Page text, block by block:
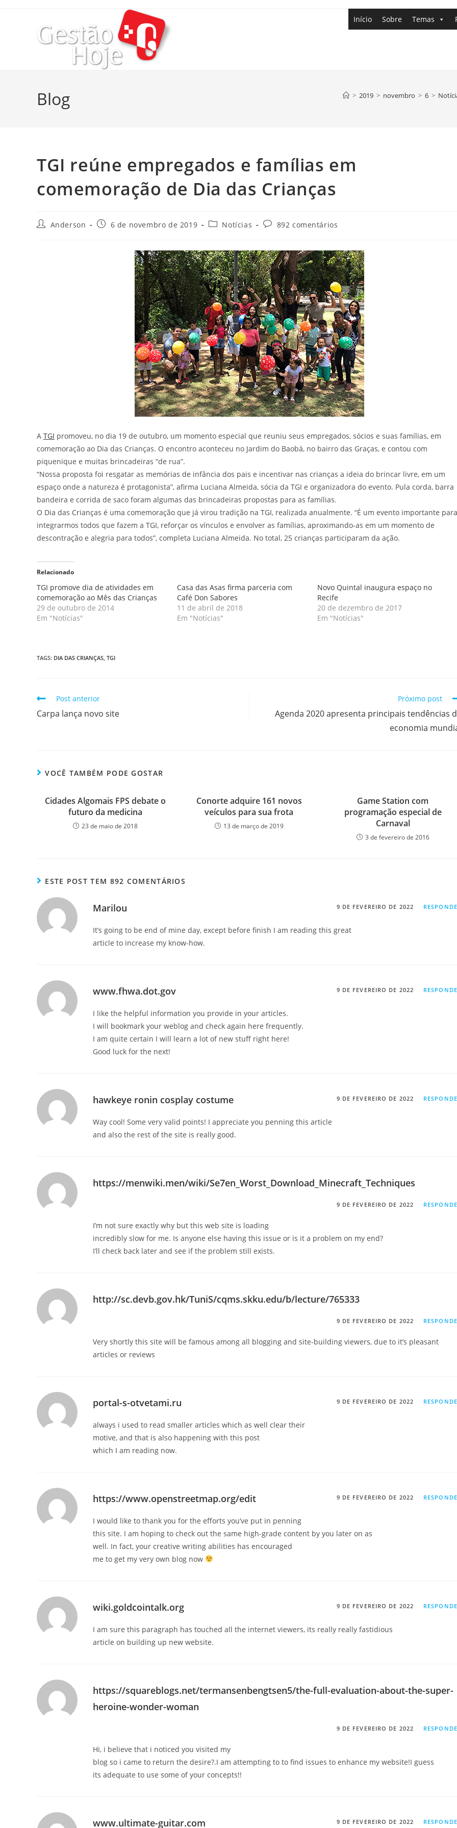
Início Sobre Temas
Blog > 2019 > novembro > 6 >
TGI reúne empregados e famílias em
comemoração de Dia das Crianças
Anderson 6 de novembro de 2019 Notícias 892 comentários
A TGI promoveu, no dia 19 de outubro, um momento especial que reuniu seus empregados, sócios e suas famílias, em
comemoração ao Dia das Crianças. O encontro aconteceu no Jardim do Baobá, no bairro das Graças, e contou com
piquenique e muitas brincadeiras “de rua”.
“Nossa proposta foi resgatar as memórias de infância dos pais e incentivar nas crianças a ideia do brincar livre, em um
espaço onde a natureza é protagonista”, afirma Luciana Almeida, sócia da TGI e organizadora do evento. Pula corda, barra
bandeira e corrida de saco foram algumas das brincadeiras propostas para as famílias.
O Dia das Crianças é uma comemoração que já virou tradição na TGI, realizada anualmente. “É um evento importante para
integrarmos todos que fazem a TGI, reforçar os vínculos e envolver as famílias, aproximando-as em um momento de
descontração e alegria para todos”, completa Luciana Almeida. No total, 25 crianças participaram da ação.
Relacionado
TGI promove dia de atividades em
comemoração ao Mês das Crianças
29 de outubro de 2014
Em "Notícias"
Casa das Asas firma parceria com
Café Don Sabores
11 de abril de 2018
Em "Notícias"
Novo Quintal inaugura espaço no
Recife
20 de dezembro de 2017
Em "Notícias"
TAGS: DIA DAS CRIANÇAS, TGI
Post anterior
Carpa lança novo site
Próximo post
Agenda 2020 apresenta principais tendências
economia
VOCÊ TAMBÉM PODE GOSTAR
Cidades Algomais FPS debate o
futuro da medicina
23 de maio de 2018
Conorte adquire 161 novos
veículos para sua frota
13 de março de 2019
Game Station com
programação especial de
Carnaval
3 de fevereiro de 2016
ESTE POST TEM 892 COMENTÁRIOS
Marilou 9 DE FEVEREIRO DE 2022
It’s going to be end of mine day, except before finish I am reading this great
article to increase my know-how.
www.fhwa.dot.gov 9 DE FEVEREIRO DE 2022
I like the helpful information you provide in your articles.
I will bookmark your weblog and check again here frequently.
I am quite certain I will learn a lot of new stuff right here!
Good luck for the next!
hawkeye ronin cosplay costume 9 DE FEVEREIRO DE 2022
Way cool! Some very valid points! I appreciate you penning this article
and also the rest of the site is really good.
https://menwiki.men/wiki/Se7en_Worst_Download_Minecraft_Techniques
9 DE FEVEREIRO DE 2022
I’m not sure exactly why but this web site is loading
incredibly slow for me. Is anyone else having this issue or is it a problem on my end?
I’ll check back later and see if the problem still exists.
http://sc.devb.gov.hk/TuniS/cqms.skku.edu/b/lecture/765333
9 DE FEVEREIRO DE 2022
Very shortly this site will be famous among all blogging and site-building viewers, due to it’s pleasant
articles or reviews
portal-s-otvetami.ru 9 DE FEVEREIRO DE 2022
always i used to read smaller articles which as well clear their
motive, and that is also happening with this post
which I am reading now.
https://www.openstreetmap.org/edit 9 DE FEVEREIRO DE 2022
I would like to thank you for the efforts you’ve put in penning
this site. I am hoping to check out the same high-grade content by you later on as
well. In fact, your creative writing abilities has encouraged
me to get my very own blog now
wiki.goldcointalk.org 9 DE FEVEREIRO DE 2022
I am sure this paragraph has touched all the internet viewers, its really really fastidious
article on building up new website.
https://squareblogs.net/termansenbengtsen5/the-full-evaluation-about-the-super-
heroine-wonder-woman
9 DE FEVEREIRO DE 2022
Hi, i believe that i noticed you visited my
blog so i came to return the desire?.I am attempting to to find issues to enhance my website!I guess
its adequate to use some of your concepts!!
www.ultimate-guitar.com 9 DE FEVEREIRO DE 2022